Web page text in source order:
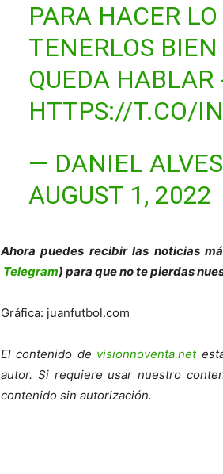
PARA HACER
TENERLOS
QUEDA
HTTPS://T.CO/
— DANIEL
AUGUST 1, 2022
Ahora puedes recibir las noticias
Telegram) para que no te pierdas
Gráfica: juanfutbol.com
El contenido de visionnoventa.net
autor. Si requiere usar nuestro
contenido sin autorización.